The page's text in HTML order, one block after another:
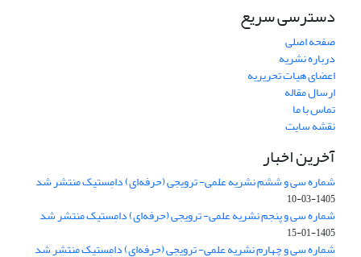
دسترسی سریع
صفحه اصلی
درباره نشریه
اعضای هیات تحریریه
ارسال مقاله
تماس با ما
نقشه سایت
آخرین اخبار
شماره سی و ششم نشریه علمی- ترویجی (حرفه‌ای) دامِستیک منتشر شد
1405-03-10
شماره سی و پنجم نشریه علمی- ترویجی (حرفه‌ای) دامِستیک منتشر شد
1405-01-15
شماره سی و چهارم نشریه علمی- ترویجی (حرفه‌ای) دامِستیک منتشر شد